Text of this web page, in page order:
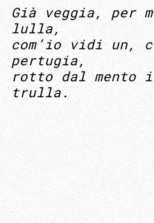
Già veggia, per
lulla,
com’io vidi un,
pertugia,
rotto dal mento
trulla.